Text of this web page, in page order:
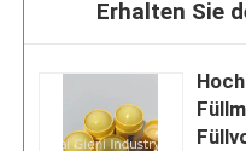
Erhalten Sie